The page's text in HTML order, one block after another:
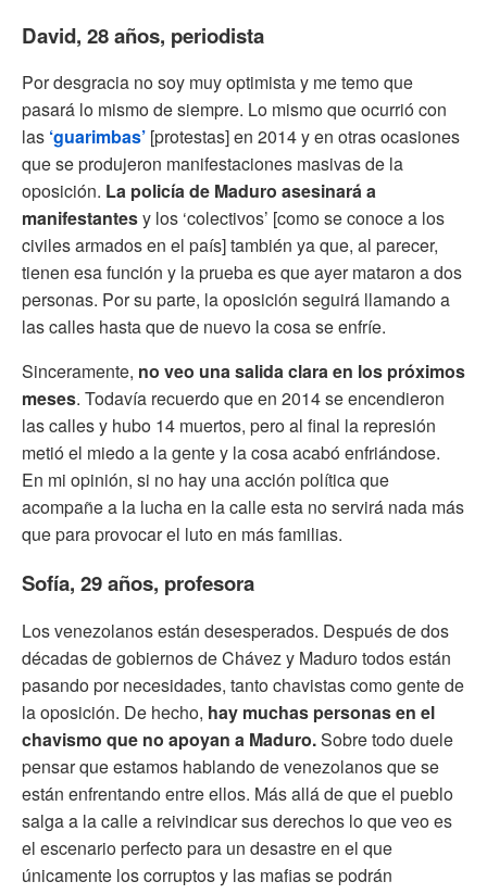
David, 28 años, periodista
Por desgracia no soy muy optimista y me temo que
pasará lo mismo de siempre. Lo mismo que ocurrió con
las ‘guarimbas’ [protestas] en 2014 y en otras ocasiones
que se produjeron manifestaciones masivas de la
oposición. La policía de Maduro asesinará a
manifestantesy los ‘colectivos’ [como se conoce a los
civiles armados en el país] también ya que, al parecer,
tienen esa función y la prueba es que ayer mataron a dos
personas. Por su parte, la oposición seguirá llamando a
las calles hasta que de nuevo la cosa se enfríe.
Sinceramente, no veo una salida clara en los próximos
meses. Todavía recuerdo que en 2014 se encendieron
las calles y hubo 14 muertos, pero al final la represión
metió el miedo a la gente y la cosa acabó enfriándose.
En mi opinión, si no hay una acción política que
acompañe a la lucha en la calle esta no servirá nada más
que para provocar el luto en más familias.
Sofía, 29 años, profesora
Los venezolanos están desesperados. Después de dos
décadas de gobiernos de Chávez y Maduro todos están
pasando por necesidades, tanto chavistas como gente de
la oposición. De hecho, hay muchas personas en el
chavismo que no apoyan a Maduro.Sobre todo duele
pensar que estamos hablando de venezolanos que se
están enfrentando entre ellos. Más allá de que el pueblo
salga a la calle a reivindicar sus derechos lo que veo es
el escenario perfecto para un desastre en el que
únicamente los corruptos y las mafias se podrán